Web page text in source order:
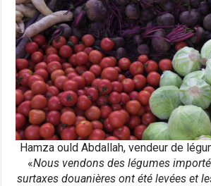
Hamza ould Abdallah, vendeur de
«Nous vendons des légumes
surtaxes douanières ont été levées et